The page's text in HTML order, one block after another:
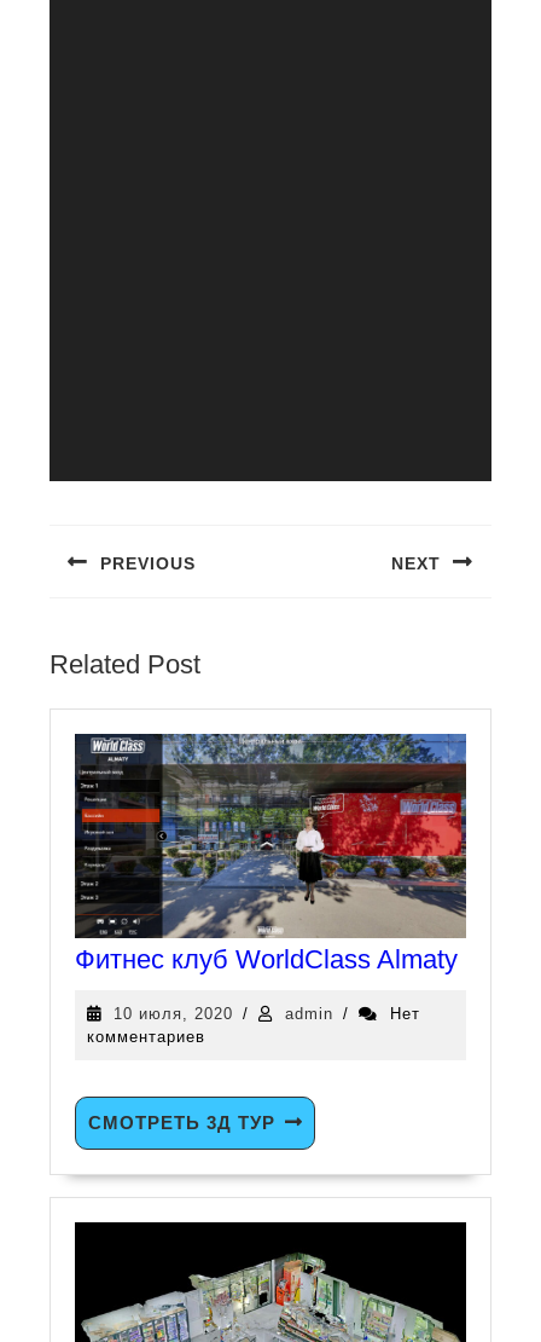
PREVIOUS NEXT
Related Post
Фитнес клуб WorldClass Almaty
10 июля, 2020 / admin /
Нет
комментариев
СМОТРЕТЬ 3Д ТУР